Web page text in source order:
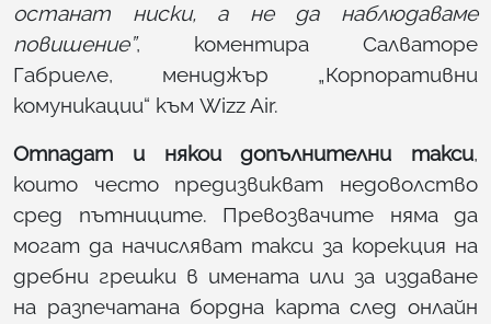
останат ниски, а не да наблюдаваме
повишение”, коментира Салваторе
Габриеле, мениджър „Корпоративни
комуникации“ към Wizz Air.
Отпадат и някои допълнителни такси,
които често предизвикват недоволство
сред пътниците. Превозвачите няма да
могат да начисляват такси за корекция на
дребни грешки в имената или за издаване
на разпечатана бордна карта след онлайн